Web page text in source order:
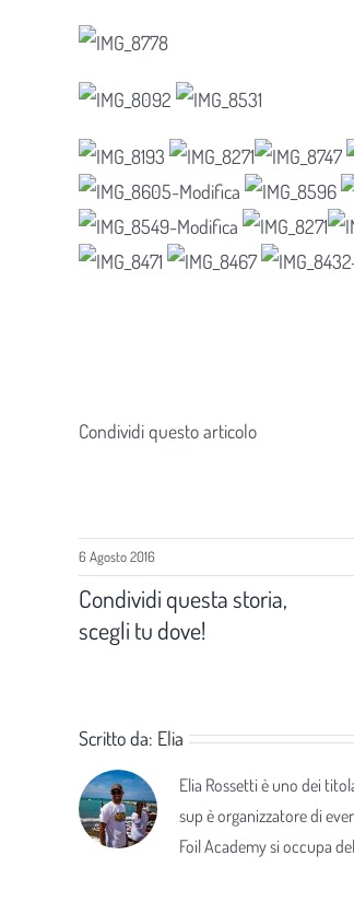
Condividi questo articolo
6 Agosto 2016
Condividi questa storia,
scegli tu dove!
Scritto da: Elia
Elia Rossetti è uno dei
sup è organizzatore di
Foil Academy si occupa